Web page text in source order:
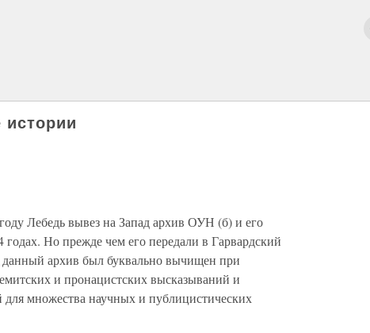
истории
Лебедь вывез на Запад архив ОУН (б) и его
Но прежде чем его передали в Гарвардский
данный архив был буквально вычищен при
и пронацистских высказываний и
множества научных и публицистических